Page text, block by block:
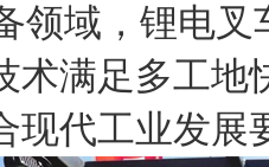
领域，锂电叉
术满足多工
现代工业发展